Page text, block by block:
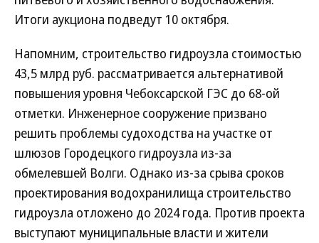
Итоги аукциона подведут 10 октября.
Напомним, строительство гидроузла стоимостью
43,5 млрд руб. рассматривается альтернативой
повышения уровня Чебоксарской ГЭС до 68-ой
отметки. Инженерное сооружение призвано
решить проблемы судоходства на участке от
шлюзов Городецкого гидроузла из-за
обмелевшей Волги. Однако из-за срыва сроков
проектирования водохранилища строительство
гидроузла отложено до 2024 года. Против проекта
выступают муниципальные власти и жители